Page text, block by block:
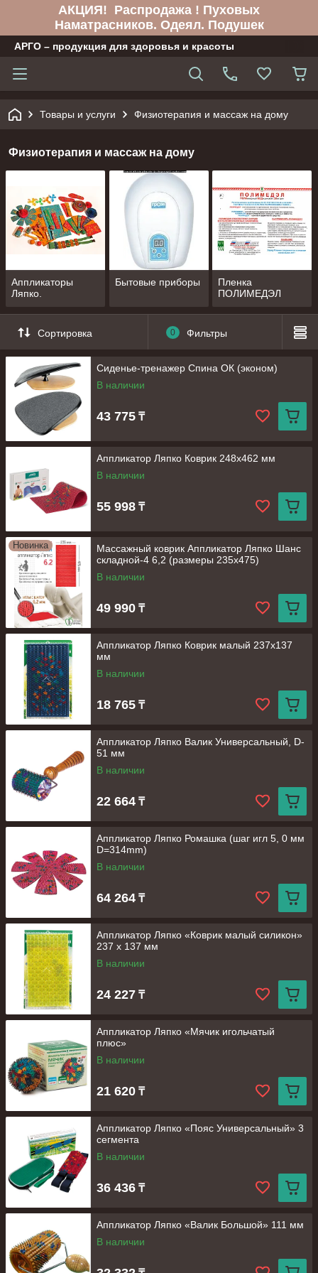
АКЦИЯ! Распродажа ! Пуховых
Наматрасников. Одеял. Подушек
АРГО – продукция для здоровья и красоты
Товары и услуги Физиотерапия и массаж на дому
Физиотерапия и массаж на дому
Аппликаторы
Ляпко.
Бытовые приборы
Пленка
ПОЛИМЕДЭЛ
Сортировка 0 Фильтры
Cиденье-тренажер Спина ОК (эконом)
В наличии
43 775 ₸
Аппликатор Ляпко Коврик 248х462 мм
В наличии
55 998 ₸
Новинка
Массажный коврик Аппликатор Ляпко Шанс
складной-4 6,2 (размеры 235х475)
В наличии
49 990 ₸
Аппликатор Ляпко Коврик малый 237х137
мм
В наличии
18 765 ₸
Аппликатор Ляпко Валик Универсальный, D-
51 мм
В наличии
22 664 ₸
Аппликатор Ляпко Ромашка (шаг игл 5, 0 мм
D=314mm)
В наличии
64 264 ₸
Аппликатор Ляпко «Коврик малый силикон»
237 х 137 мм
В наличии
24 227 ₸
Аппликатор Ляпко «Мячик игольчатый
плюс»
В наличии
21 620 ₸
Аппликатор Ляпко «Пояс Универсальный» 3
сегмента
В наличии
36 436 ₸
Аппликатор Ляпко «Валик Большой» 111 мм
В наличии